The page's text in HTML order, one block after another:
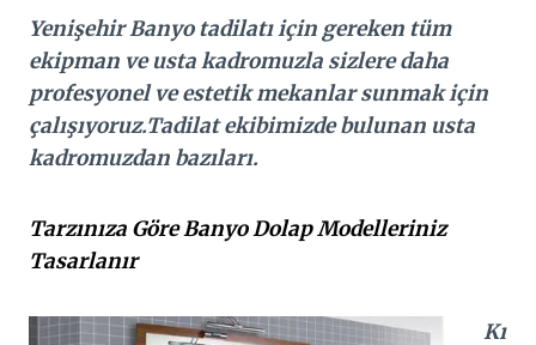
Yenişehir Banyo tadilatı için gereken tüm
ekipman ve usta kadromuzla sizlere daha
profesyonel ve estetik mekanlar sunmak için
çalışıyoruz.Tadilat ekibimizde bulunan usta
kadromuzdan bazıları.
Tarzınıza Göre Banyo Dolap Modelleriniz
Tasarlanır
Kı